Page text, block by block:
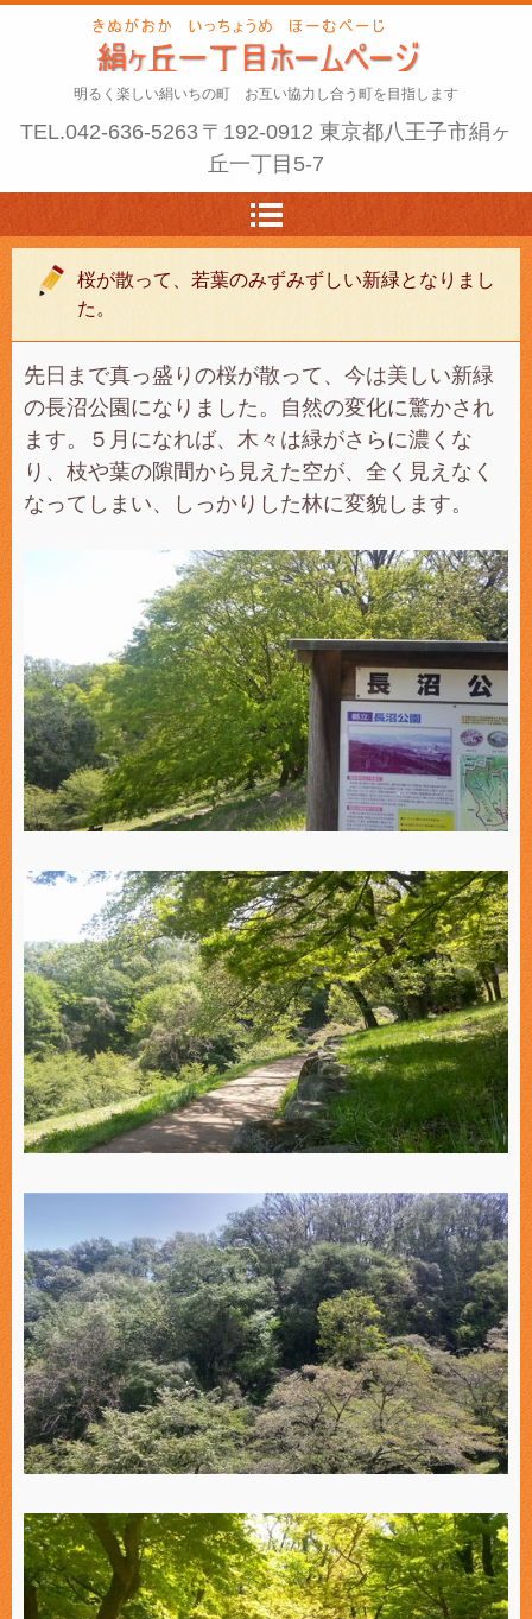
明るく楽しい絹いちの町 お互い協力し合う町を目指します
TEL.042-636-5263 〒192-0912 東京都八王子市絹ヶ
丘一丁目5-7
桜が散って、若葉のみずみずしい新緑となりまし
た。
先日まで真っ盛りの桜が散って、今は美しい新緑
の長沼公園になりました。自然の変化に驚かされ
ます。５月になれば、木々は緑がさらに濃くな
り、枝や葉の隙間から見えた空が、全く見えなく
なってしまい、しっかりした林に変貌します。